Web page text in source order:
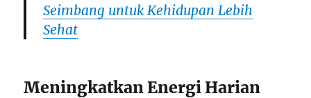
Seimbang untuk Kehidupan Lebih
Sehat
Meningkatkan Energi Harian